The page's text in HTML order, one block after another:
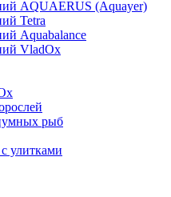
AQUAERUS (Aquayer)
Tetra
Aquabalance
VladOx
рыб
улитками